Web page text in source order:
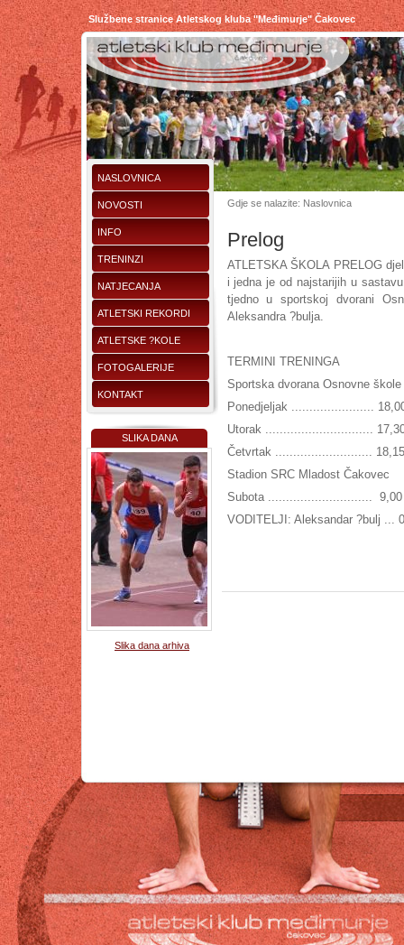
Službene stranice Atletskog kluba "Međimurje" Čakovec
NASLOVNICA
NOVOSTI
INFO
TRENINZI
NATJECANJA
ATLETSKI REKORDI
ATLETSKE ?KOLE
FOTOGALERIJE
KONTAKT
SLIKA DANA
Slika dana arhiva
Gdje se nalazite: Naslovnica
Prelog
ATLETSKA ŠKOLA PRELOG
i jedna je od najstarijih u
tjedno u sportskoj dvorani
Aleksandra ?bulja.
TERMINI TRENINGA
Sportska dvorana Osnovne škole
Ponedjeljak .......................
Utorak ..............................
Četvrtak ...........................
Stadion SRC Mladost Čakovec
Subota ............................. 9,00
VODITELJI: Aleksandar ?bulj ...